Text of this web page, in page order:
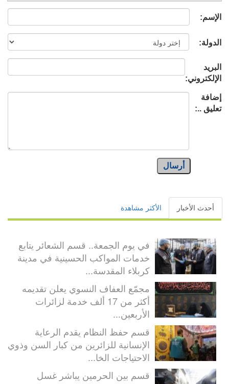
الإسم:
الدولة:
البريد
الإلكتروني:
إضافة
تعليق ..:
أرسال
أحدث الأخبار الأكثر مشاهدة
في يوم الجمعة.. قسم الشعائر يتابع
خدمات المواكب الحسينية في مدينة
كربلاء المقدسة...
مجمّع العفاف النسوي يعلن تقديمه
أكثر من 17 ألف خدمة لزائرات
الأربعين...
قسم حفظ النظام يقدم الرعاية
الإنسانية للزائرين من كبار السن وذوي
الاحتياجات الخا...
قسم بين الحرمين يباشر غسل